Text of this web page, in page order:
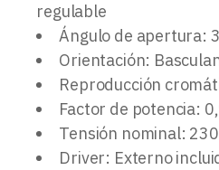
regulable
Ángulo de apertura:
Orientación:
Reproducción
Factor de potencia:
Tensión nominal:
Driver: Externo